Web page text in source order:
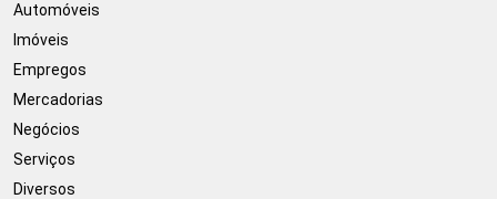
Automóveis
Imóveis
Empregos
Mercadorias
Negócios
Serviços
Diversos